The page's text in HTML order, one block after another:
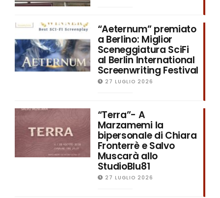
“Aeternum” premiato
a Berlino: Miglior
Sceneggiatura SciFi
al Berlin International
Screenwriting Festival
27 LUGLIO 2026
“Terra”- A
Marzamemi la
bipersonale di Chiara
Fronterrè e Salvo
Muscarà allo
StudioBlu81
27 LUGLIO 2026